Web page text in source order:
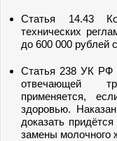
Статья 14.43
технических
до 600 000 рублей
Статья 238 УК РФ
отвечающей
применяется,
здоровью.
доказать
замены молочного